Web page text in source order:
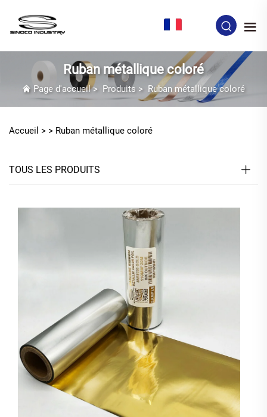
Ruban métallique coloré
Page d'accueil> Produits > Ruban métallique coloré
Accueil > > Ruban métallique coloré
TOUS LES PRODUITS